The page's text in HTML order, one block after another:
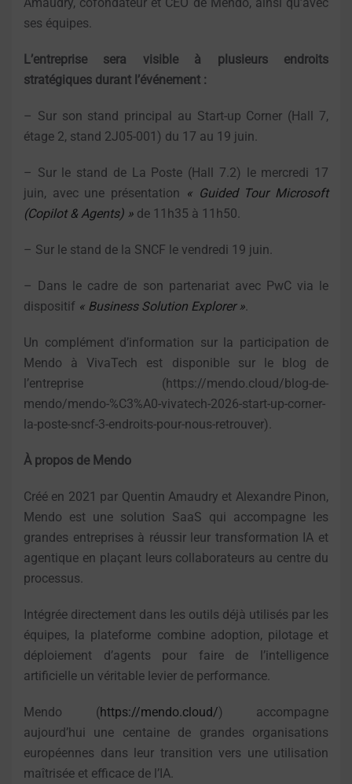
ses équipes.
L’entreprise sera visible à plusieurs endroits
stratégiques durant l’événement :
– Sur son stand principal au Start-up Corner (Hall 7,
étage 2, stand 2J05-001) du 17 au 19 juin.
– Sur le stand de La Poste (Hall 7.2) le mercredi 17
juin, avec une présentation « Guided Tour Microsoft
(Copilot & Agents) » de 11h35 à 11h50.
– Sur le stand de la SNCF le vendredi 19 juin.
– Dans le cadre de son partenariat avec PwC via le
dispositif « Business Solution Explorer ».
Un complément d’information sur la participation de
Mendo à VivaTech est disponible sur le blog de
l’entreprise (https://mendo.cloud/blog-de-
mendo/mendo-%C3%A0-vivatech-2026-start-up-corner-
la-poste-sncf-3-endroits-pour-nous-retrouver).
À propos de Mendo
Créé en 2021 par Quentin Amaudry et Alexandre Pinon,
Mendo est une solution SaaS qui accompagne les
grandes entreprises à réussir leur transformation IA et
agentique en plaçant leurs collaborateurs au centre du
processus.
Intégrée directement dans les outils déjà utilisés par les
équipes, la plateforme combine adoption, pilotage et
déploiement d’agents pour faire de l’intelligence
artificielle un véritable levier de performance.
Mendo (https://mendo.cloud/) accompagne
aujourd’hui une centaine de grandes organisations
européennes dans leur transition vers une utilisation
maîtrisée et efficace de l’IA.